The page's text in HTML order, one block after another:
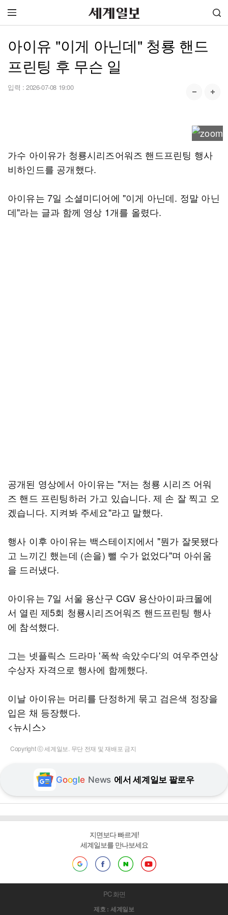
아이유 "이게 아닌데" 청룡 핸드
프린팅 후 무슨 일
입력 : 2026-07-08 19:00
가수 아이유가 청룡시리즈어워즈 핸드프린팅 행사
비하인드를 공개했다.
아이유는 7일 소셜미디어에 "이게 아닌데. 정말 아닌
데"라는 글과 함께 영상 1개를 올렸다.
공개된 영상에서 아이유는 "저는 청룡 시리즈 어워
즈 핸드 프린팅하러 가고 있습니다. 제 손 잘 찍고 오
겠습니다. 지켜봐 주세요"라고 말했다.
행사 이후 아이유는 백스테이지에서 "뭔가 잘못됐다
고 느끼긴 했는데 (손을) 뺄 수가 없었다"며 아쉬움
을 드러냈다.
아이유는 7일 서울 용산구 CGV 용산아이파크몰에
서 열린 제5회 청룡시리즈어워즈 핸드프린팅 행사
에 참석했다.
그는 넷플릭스 드라마 '폭싹 속았수다'의 여우주연상
수상자 자격으로 행사에 함께했다.
이날 아이유는 머리를 단정하게 묶고 검은색 정장을
입은 채 등장했다.
<뉴시스>
Copyright ⓒ 세계일보. 무단 전재 및 재배포 금지
Google News 에서 세계일보 팔로우
지면보다 빠르게!
세계일보를 만나보세요
PC 화면
제호 : 세계일보